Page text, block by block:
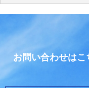
お問い合わせは